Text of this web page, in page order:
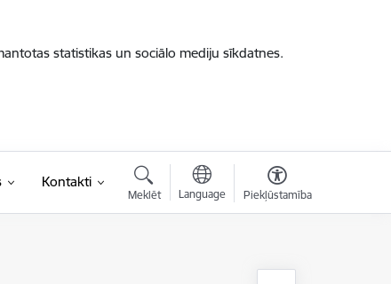
statistikas un sociālo mediju sīkdatnes.
Kontakti
Meklēt Language Piekļūstamība